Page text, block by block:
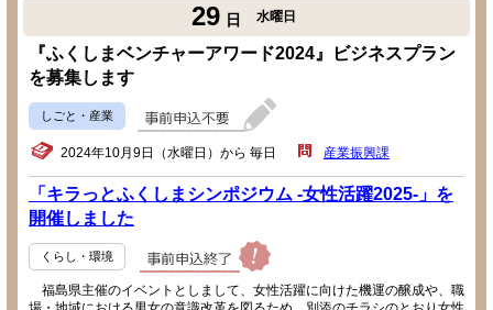
29 日 水曜日
『ふくしまベンチャーアワード2024』ビジネスプラン
を募集します
しごと・産業
2024年10月9日（水曜日）から 毎日 産業振興課
「キラっとふくしまシンポジウム -女性活躍2025-」を
開催しました
くらし・環境
福島県主催のイベントとしまして、女性活躍に向けた機運の醸成や、職